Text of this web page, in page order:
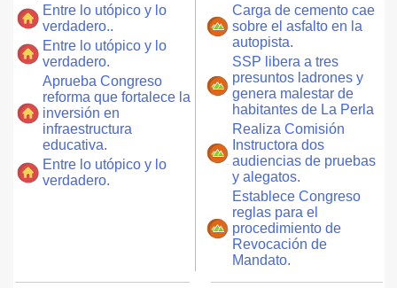
Entre lo utópico y lo
verdadero..
Entre lo utópico y lo
verdadero.
Aprueba Congreso
reforma que fortalece la
inversión en
infraestructura
educativa.
Entre lo utópico y lo
verdadero.
Carga de cemento cae
sobre el asfalto en la
autopista.
SSP libera a tres
presuntos ladrones y
genera malestar de
habitantes de La Perla
Realiza Comisión
Instructora dos
audiencias de pruebas
y alegatos.
Establece Congreso
reglas para el
procedimiento de
Revocación de
Mandato.